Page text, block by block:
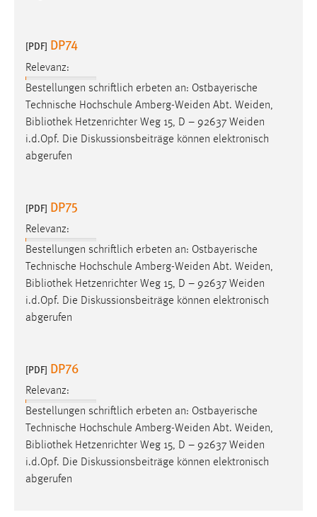
[PDF] DP74
Relevanz:
Bestellungen schriftlich erbeten an: Ostbayerische
Technische Hochschule Amberg-Weiden Abt. Weiden,
Bibliothek Hetzenrichter Weg 15, D – 92637 Weiden
i.d.Opf. Die Diskussionsbeiträge können elektronisch
abgerufen
[PDF] DP75
Relevanz:
Bestellungen schriftlich erbeten an: Ostbayerische
Technische Hochschule Amberg-Weiden Abt. Weiden,
Bibliothek Hetzenrichter Weg 15, D – 92637 Weiden
i.d.Opf. Die Diskussionsbeiträge können elektronisch
abgerufen
[PDF] DP76
Relevanz:
Bestellungen schriftlich erbeten an: Ostbayerische
Technische Hochschule Amberg-Weiden Abt. Weiden,
Bibliothek Hetzenrichter Weg 15, D – 92637 Weiden
i.d.Opf. Die Diskussionsbeiträge können elektronisch
abgerufen